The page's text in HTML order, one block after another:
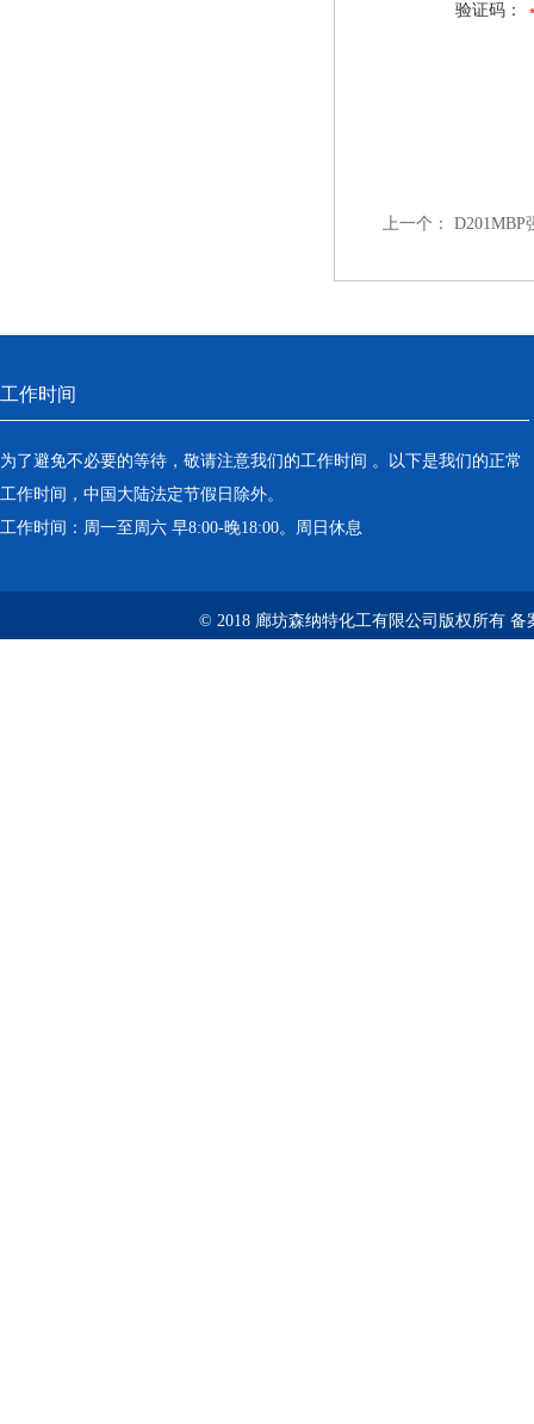
验证码：
上一个： D201MBP
工作时间
为了避免不必要的等待，敬请注意我们的工作时间 。以下是我们的正常
工作时间，中国大陆法定节假日除外。
工作时间：周一至周六 早8:00-晚18:00。周日休息
© 2018 廊坊森纳特化工有限公司版权所有 备